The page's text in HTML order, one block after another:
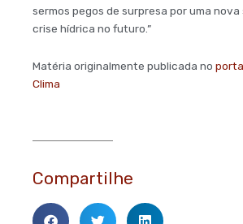
sermos pegos de surpresa por uma nova
crise hídrica no futuro.”
Matéria originalmente publicada no
Clima
Compartilhe